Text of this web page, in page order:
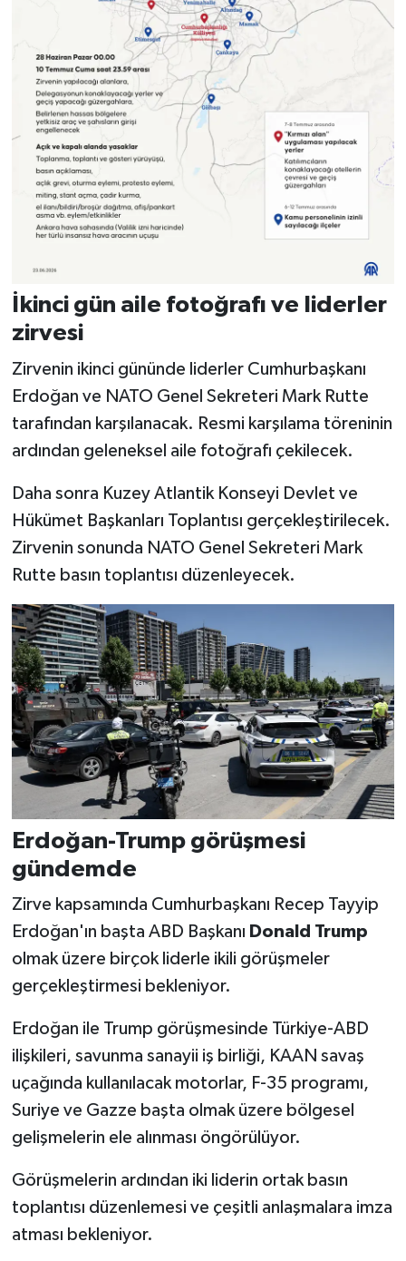
İkinci gün aile fotoğrafı ve liderler
zirvesi
Zirvenin ikinci gününde liderler Cumhurbaşkanı
Erdoğan ve NATO Genel Sekreteri Mark Rutte
tarafından karşılanacak. Resmi karşılama töreninin
ardından geleneksel aile fotoğrafı çekilecek.
Daha sonra Kuzey Atlantik Konseyi Devlet ve
Hükümet Başkanları Toplantısı gerçekleştirilecek.
Zirvenin sonunda NATO Genel Sekreteri Mark
Rutte basın toplantısı düzenleyecek.
Erdoğan-Trump görüşmesi
gündemde
Zirve kapsamında Cumhurbaşkanı Recep Tayyip
Erdoğan'ın başta ABD Başkanı Donald Trump
olmak üzere birçok liderle ikili görüşmeler
gerçekleştirmesi bekleniyor.
Erdoğan ile Trump görüşmesinde Türkiye-ABD
ilişkileri, savunma sanayii iş birliği, KAAN savaş
uçağında kullanılacak motorlar, F-35 programı,
Suriye ve Gazze başta olmak üzere bölgesel
gelişmelerin ele alınması öngörülüyor.
Görüşmelerin ardından iki liderin ortak basın
toplantısı düzenlemesi ve çeşitli anlaşmalara imza
atması bekleniyor.